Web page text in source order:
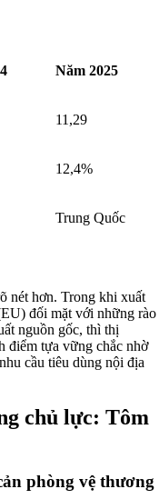
Năm 2025
11,29
12,4%
Trung Quốc
nét hơn. Trong khi xuất
đối mặt với những rào
nguồn gốc, thì thị
điểm tựa vững chắc nhờ
cầu tiêu dùng nội địa
chủ lực: Tôm
phòng vệ thương